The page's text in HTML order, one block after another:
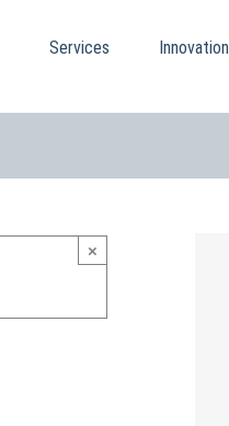
Services Innovation
×